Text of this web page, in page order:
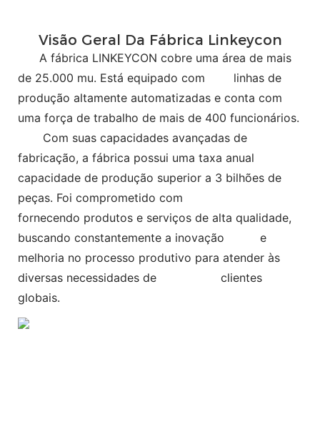
Visão Geral Da Fábrica Linkeycon
A fábrica LINKEYCON cobre uma área de mais
de 25.000 mu. Está equipado com
linhas de
produção altamente automatizadas e conta com
uma força de trabalho de mais de 400 funcionários.
Com suas capacidades avançadas de
fabricação, a fábrica possui uma taxa anual
capacidade de produção superior a 3 bilhões de
peças. Foi comprometido com
fornecendo produtos e serviços de alta qualidade,
buscando constantemente a inovação e
melhoria no processo produtivo para atender às
diversas necessidades de clientes
globais.